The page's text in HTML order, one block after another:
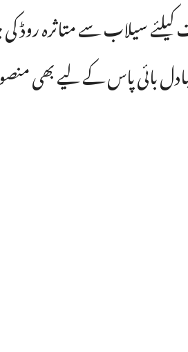
سیلاب سے متاثرہ روڈ
بائی پاس کے لیے بھی